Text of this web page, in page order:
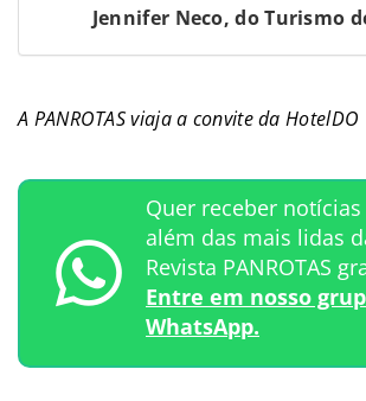
Jennifer Neco, do Turismo
A PANROTAS viaja a convite da HotelDO
Quer receber
além das mais lidas
Revista PANROTAS
Entre em nosso
WhatsApp.